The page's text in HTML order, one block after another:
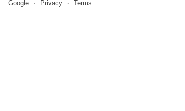
Google Privacy Terms